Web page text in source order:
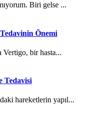
Biri gelse ...
Önemi
Vertigo, bir hasta...
Tedavisi
hareketlerin yapıl...